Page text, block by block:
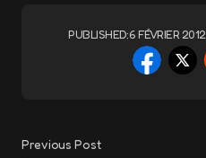
PUBLISHED:6 FÉVRIER 2012
Previous Post